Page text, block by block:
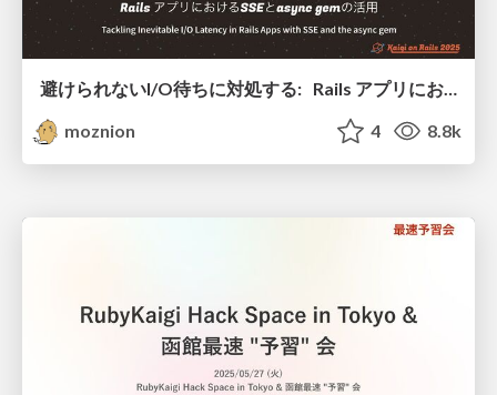
避けられないI/O待ちに対処する: Rails アプリにおけるSSEとasync gemの活用 / Tackling Inevitable I/O Latency in Rails Apps with SSE and the async gem
moznion
4 8.8k